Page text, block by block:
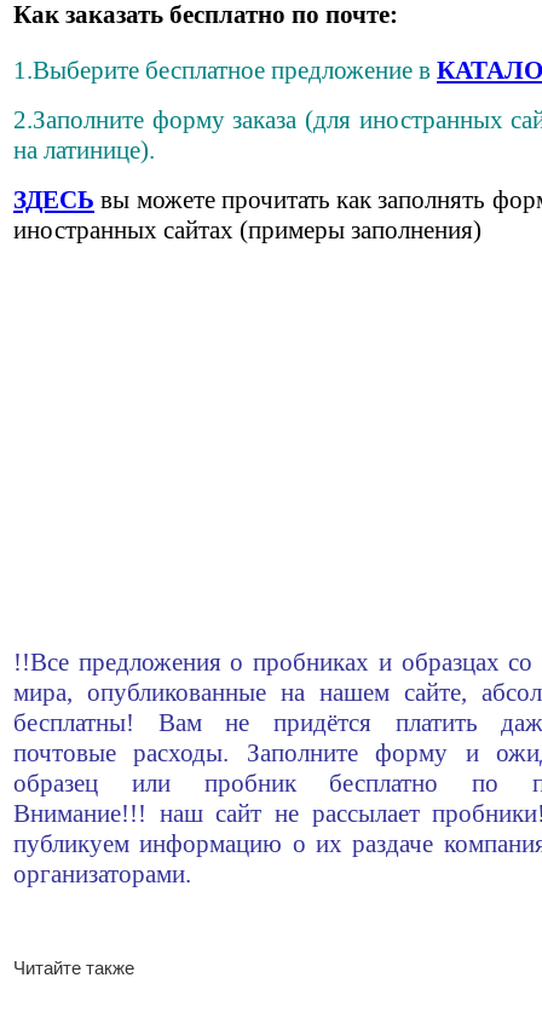
Как заказать бесплатно по почте:
1.Выберите бесплатное предложение в
2.Заполните форму заказа (для иностранных
на латинице).
ЗДЕСЬ вы можете прочитать как заполнять
иностранных сайтах (примеры заполнения)
!!Все предложения о пробниках и образцах со
мира, опубликованные на нашем сайте,
бесплатны! Вам не придётся платить
почтовые расходы. Заполните форму и
образец или пробник бесплатно по
Внимание!!! наш сайт не рассылает
публикуем информацию о их раздаче
организаторами.
Читайте также